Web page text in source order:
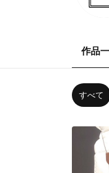
作品
すべて